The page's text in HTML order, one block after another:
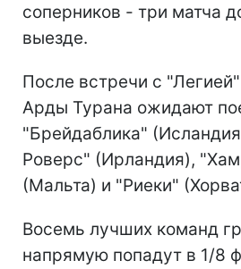
соперников - три матча
выезде.
После встречи с
Арды Турана ожидают
"Брейдаблика"
Роверс" (Ирландия),
(Мальта) и "Риеки"
Восемь лучших команд
напрямую попадут в 1/8